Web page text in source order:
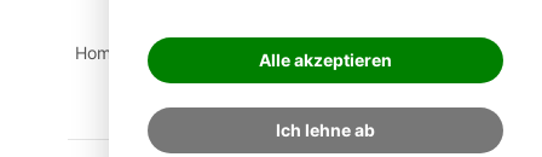
Alle akzeptieren
Ich lehne ab
Home Suche Login Impressum
Datenschutz